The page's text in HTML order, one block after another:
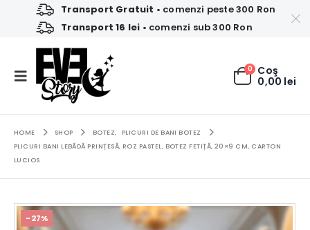
Transport Gratuit • comenzi peste 300 Ron
Transport 16 lei • comenzi sub 300 Ron
0 Coş
0,00 lei
HOME SHOP BOTEZ,
PLICURI DE BANI BOTEZ
PLICURI BANI LEBĂDĂ PRINȚESĂ, ROZ PASTEL, BOTEZ FETIȚĂ, 20×9 CM, CARTON
LUCIOS
-27%